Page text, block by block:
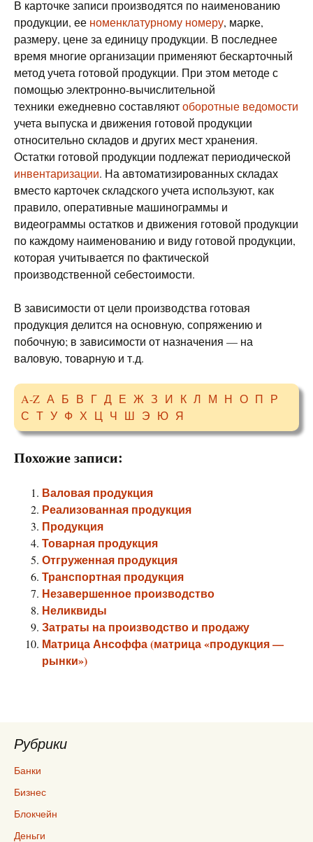
В карточке записи производятся по наименованию
продукции, ее номенклатурному номеру, марке,
размеру, цене за единицу продукции. В последнее
время многие организации применяют бескарточный
метод учета готовой продукции. При этом методе с
помощью электронно-вычислительной
техники ежедневно составляютоборотные ведомости
учета выпуска и движения готовой продукции
относительно складов и других мест хранения.
Остатки готовой продукции подлежат периодической
инвентаризации. На автоматизированных складах
вместо карточек складского учета используют, как
правило, оперативные машинограммы и
видеограммы остатков и движения готовой продукции
по каждому наименованию и виду готовой продукции,
которая учитывается по фактической
производственной себестоимости.
В зависимости от цели производства готовая
продукция делится на основную, сопряжению и
побочную; в зависимости от назначения — на
валовую, товарную и т.д.
A-Z А Б В Г Д Е Ж З И К Л М Н О П Р
С Т У Ф Х Ц Ч Ш Э Ю Я
Похожие записи:
Валовая продукция
Реализованная продукция
Продукция
Товарная продукция
Отгруженная продукция
Транспортная продукция
Незавершенное производство
Неликвиды
Затраты на производство и продажу
Матрица Ансоффа (матрица «продукция —
рынки»)
Рубрики
Банки
Бизнес
Блокчейн
Деньги